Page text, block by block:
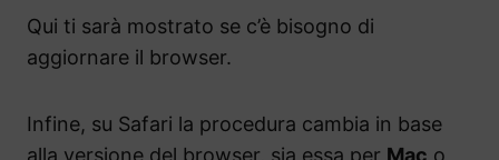
Qui ti sarà mostrato se c’è bisogno di
aggiornare il browser.
Infine, su Safari la procedura cambia in base
alla versione del browser, sia essa per Mac o